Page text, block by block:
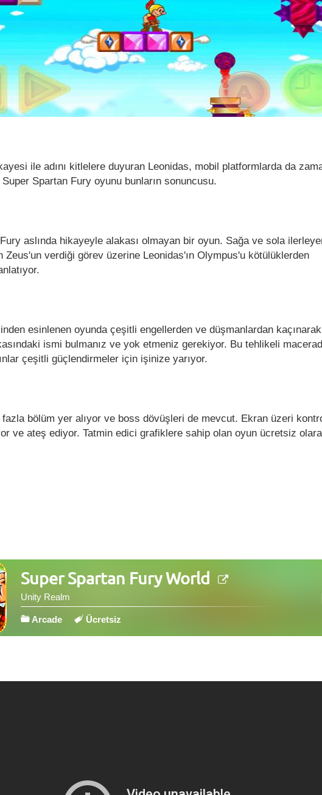
ile adını kitlelere duyuran Leonidas, mobil platformlarda da
Spartan Fury oyunu bunların sonuncusu.
aslında hikayeyle alakası olmayan bir oyun. Sağa ve sola
Zeus'un verdiği görev üzerine Leonidas'ın Olympus'u kötülüklerden
esinlenen oyunda çeşitli engellerden ve düşmanlardan kaçınarak
ismi bulmanız ve yok etmeniz gerekiyor. Bu tehlikeli
çeşitli güçlendirmeler için işinize yarıyor.
fazla bölüm yer alıyor ve boss dövüşleri de mevcut. Ekran üzeri
ve ateş ediyor. Tatmin edici grafiklere sahip olan oyun ücretsiz
Super Spartan Fury World
Unity Realm
Arcade Ücretsiz